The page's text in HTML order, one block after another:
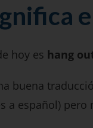
hoy es hang
buena
a español)